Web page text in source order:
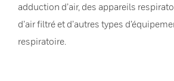
adduction d’air, des appareils
d’air filtré et d’autres types
respiratoire.